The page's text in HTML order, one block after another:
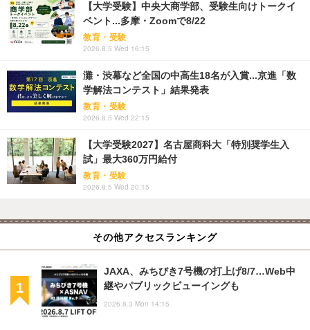
【大学受験】中央大商学部、受験生向けトークイ
ベント...多摩・Zoomで8/22
教育・受験
2026.8.5 Wed 16:15
灘・渋幕など全国の中高生18名が入賞...京進「数
学解法コンテスト」結果発表
教育・受験
2026.8.5 Wed 22:15
【大学受験2027】名古屋商科大「特別奨学生入
試」最大360万円給付
教育・受験
2026.8.5 Wed 20:15
その他アクセスランキング
JAXA、みちびき7号機の打上げ8/7…Web中
継やパブリックビューイングも
2026.8.3 Mon 14:15